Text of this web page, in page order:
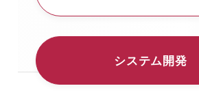
システム開発